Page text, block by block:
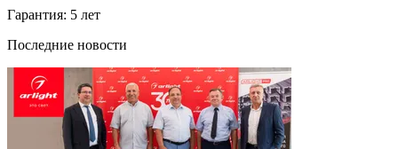
Гарантия: 5 лет
Последние новости